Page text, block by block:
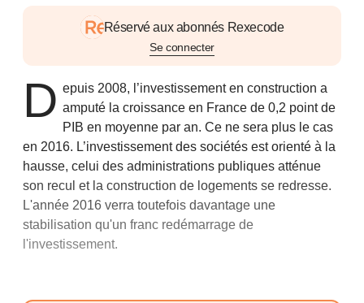
Réservé aux abonnés Rexecode
Se connecter
D epuis 2008, l’investissement en construction a
amputé la croissance en France de 0,2 point de
PIB en moyenne par an. Ce ne sera plus le cas
en 2016. L’investissement des sociétés est orienté à la
hausse, celui des administrations publiques atténue
son recul et la construction de logements se redresse.
L'année 2016 verra toutefois davantage une
stabilisation qu'un franc redémarrage de
l'investissement.